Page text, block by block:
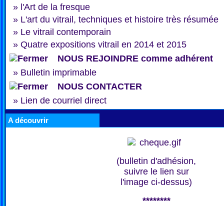
» l'Art de la fresque
» L'art du vitrail, techniques et histoire très résumée
» Le vitrail contemporain
» Quatre expositions vitrail en 2014 et 2015
NOUS REJOINDRE comme adhérent
» Bulletin imprimable
NOUS CONTACTER
» Lien de courriel direct
A découvrir
(bulletin d'adhésion,
suivre le lien sur
l'image ci-dessus)
********